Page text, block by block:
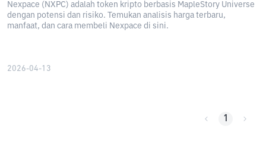
Nexpace (NXPC) adalah token kripto berbasis MapleStory Universe
dengan potensi dan risiko. Temukan analisis harga terbaru,
manfaat, dan cara membeli Nexpace di sini.
2026-04-13
1